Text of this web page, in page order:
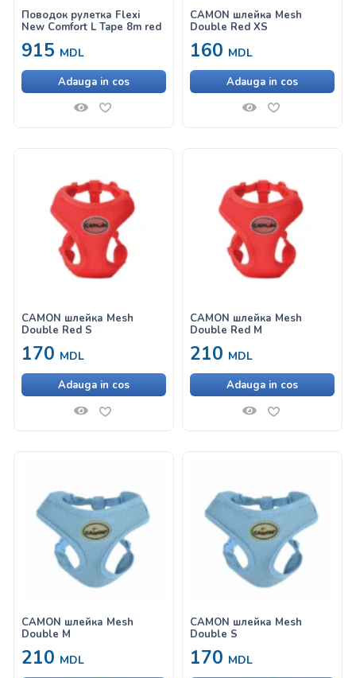
Поводок рулетка Flexi
New Comfort L Tape 8m red
915 MDL
Adauga in cos
CAMON шлейка Mesh
Double Red XS
160 MDL
Adauga in cos
CAMON шлейка Mesh
Double Red S
170 MDL
Adauga in cos
CAMON шлейка Mesh
Double Red M
210 MDL
Adauga in cos
CAMON шлейка Mesh
Double M
210 MDL
CAMON шлейка Mesh
Double S
170 MDL